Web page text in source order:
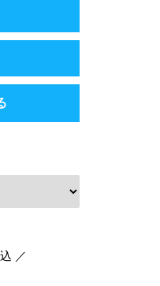
／